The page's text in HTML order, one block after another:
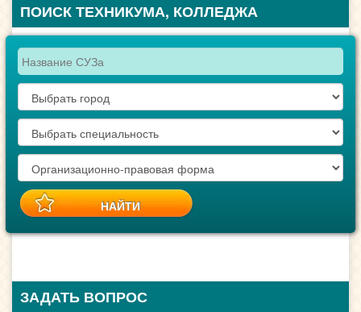
ПОИСК ТЕХНИКУМА, КОЛЛЕДЖА
ЗАДАТЬ ВОПРОС